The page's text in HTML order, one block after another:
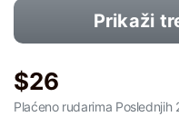
Prikaži
$26
Plaćeno rudarima Poslednjih